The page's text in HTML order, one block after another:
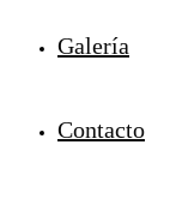
Galería
Contacto